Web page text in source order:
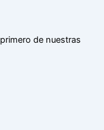
de nuestras